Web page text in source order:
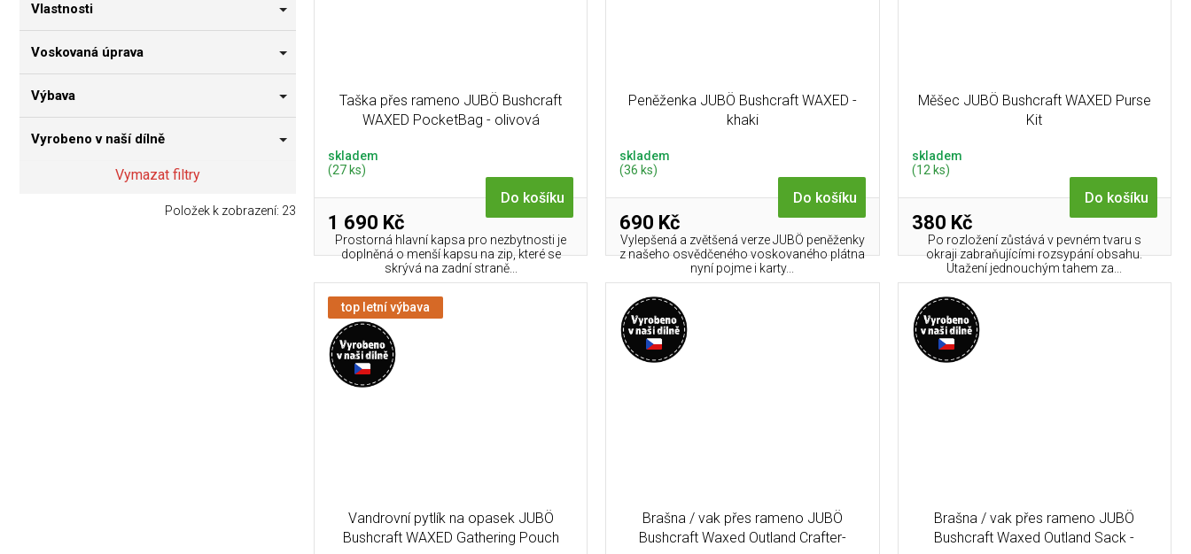
Vlastnosti
Voskovaná úprava
Výbava
Vyrobeno v naší dílně
Vymazat filtry
Položek k zobrazení: 23
Taška přes rameno JUBÖ Bushcraft
WAXED PocketBag - olivová
skladem
(27 ks)
1 690 Kč
Do košíku
Prostorná hlavní kapsa pro nezbytnosti je
doplněná o menší kapsu na zip, které se
skrývá na zadní straně...
Peněženka JUBÖ Bushcraft WAXED -
khaki
skladem
(36 ks)
690 Kč
Do košíku
Vylepšená a zvětšená verze JUBÖ peněženky
z našeho osvědčeného voskovaného plátna
nyní pojme i karty...
Měšec JUBÖ Bushcraft WAXED Purse
Kit
skladem
(12 ks)
380 Kč
Do košíku
Po rozložení zůstává v pevném tvaru s
okraji zabraňujícími rozsypání obsahu.
Utažení jednouchým tahem za...
top letní výbava
Vandrovní pytlík na opasek JUBÖ
Bushcraft WAXED Gathering Pouch
Brašna / vak přes rameno JUBÖ
Bushcraft Waxed Outland Crafter-
Brašna / vak přes rameno JUBÖ
Bushcraft Waxed Outland Sack -